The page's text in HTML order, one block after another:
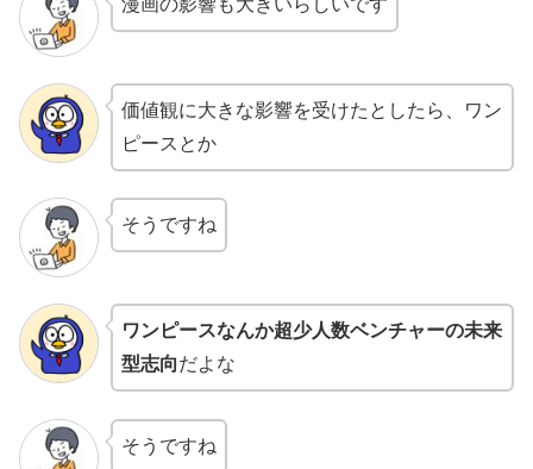
漫画の影響も大きいらしいです
価値観に大きな影響を受けたとしたら、ワン
ピースとか
そうですね
ワンピースなんか超少人数ベンチャーの未来
型志向だよな
そうですね